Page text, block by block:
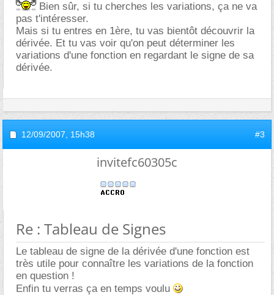
Bien sûr, si tu cherches les variations, ça ne va
pas t'intéresser.
Mais si tu entres en 1ère, tu vas bientôt découvrir la
dérivée. Et tu vas voir qu'on peut déterminer les
variations d'une fonction en regardant le signe de sa
dérivée.
12/09/2007, 15h38 #3
invitefc60305c
Re : Tableau de Signes
Le tableau de signe de la dérivée d'une fonction est
très utile pour connaître les variations de la fonction
en question !
Enfin tu verras ça en temps voulu